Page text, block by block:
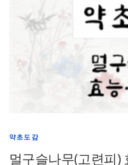
약초도감
멀구슬나무(고련피)